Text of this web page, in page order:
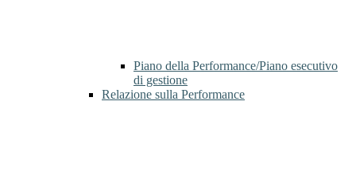
Piano della Performance/Piano esecutivo
di gestione
Relazione sulla Performance